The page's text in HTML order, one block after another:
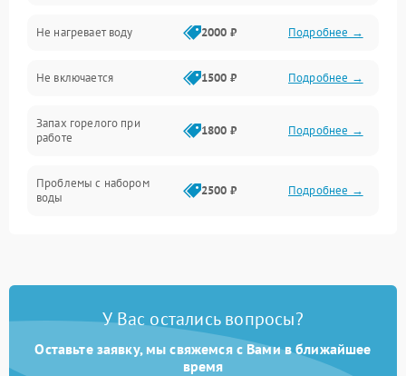
Программное обеспечение
Не нагревает воду 2000 ₽ Подробнее →
Не включается 1500 ₽ Подробнее →
Запах горелого при
работе
1800 ₽ Подробнее →
Проблемы с набором
воды
2500 ₽ Подробнее →
Замена платы управления 2200 ₽ Подробнее →
У Вас остались вопросы?
Оставьте заявку, мы свяжемся с Вами в ближайшее
время